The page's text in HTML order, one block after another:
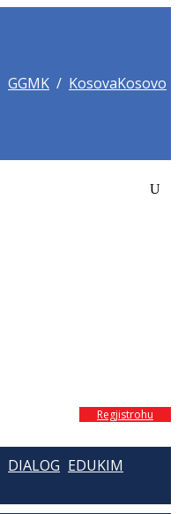
GGMK / KosovaKosovo
Regjistrohu
DIALOG EDUKIM